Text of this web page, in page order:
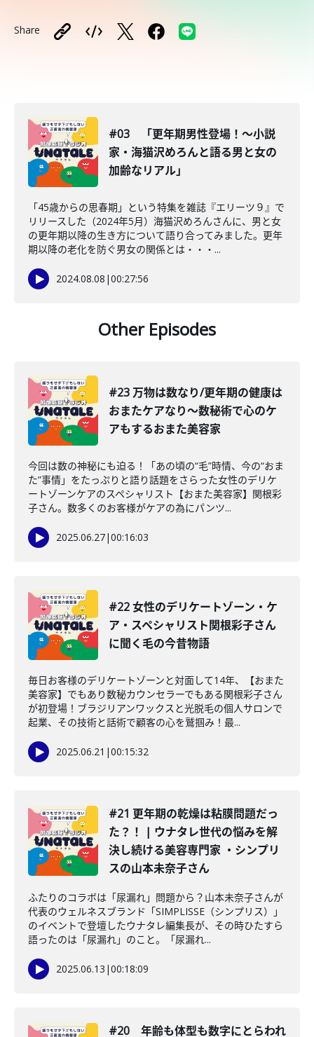
Share
#03 「更年期男性登場！〜小説
家・海猫沢めろんと語る男と女の
加齢なリアル」
「45歳からの思春期」という特集を雑誌『エリーツ９』で
リリースした（2024年5月）海猫沢めろんさんに、男と女
の更年期以降の生き方について語り合ってみました。更年
期以降の老化を防ぐ男女の関係とは・・・...
2024.08.08 |00:27:56
Other Episodes
#23 万物は数なり/更年期の健康は
おまたケアなり〜数秘術で心のケ
アもするおまた美容家
今回は数の神秘にも迫る！「あの頃の“毛”時情、今の“おま
た”事情」をたっぷりと語り話題をさらった女性のデリケ
ートゾーンケアのスペシャリスト【おまた美容家】関根彩
子さん。数多くのお客様がケアの為にパンツ...
2025.06.27|00:16:03
#22 女性のデリケートゾーン・ケ
ア・スペシャリスト関根彩子さん
に聞く毛の今昔物語
毎日お客様のデリケートゾーンと対面して14年、【おまた
美容家】でもあり数秘カウンセラーでもある関根彩子さん
が初登場！ブラジリアンワックスと光脱毛の個人サロンで
起業、その技術と話術で顧客の心を鷲掴み！最...
2025.06.21 |00:15:32
#21 更年期の乾燥は粘膜問題だっ
た？！ | ウナタレ世代の悩みを解
決し続ける美容専門家 ・シンプリ
スの山本未奈子さん
ふたりのコラボは「尿漏れ」問題から？山本未奈子さんが
代表のウェルネスブランド「SIMPLISSE（シンプリス）」
のイベントで登壇したウナタレ編集長が、その時ひたすら
語ったのは「尿漏れ」のこと。「尿漏れ...
2025.06.13 |00:18:09
#20 年齢も体型も数字にとらわれ